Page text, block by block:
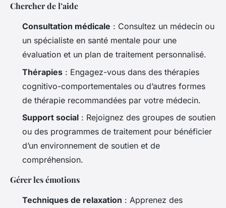
Chercher de l’aide
Consultation médicale : Consultez un médecin ou
un spécialiste en santé mentale pour une
évaluation et un plan de traitement personnalisé.
Thérapies : Engagez-vous dans des thérapies
cognitivo-comportementales ou d’autres formes
de thérapie recommandées par votre médecin.
Support social : Rejoignez des groupes de soutien
ou des programmes de traitement pour bénéficier
d’un environnement de soutien et de
compréhension.
Gérer les émotions
Techniques de relaxation : Apprenez des